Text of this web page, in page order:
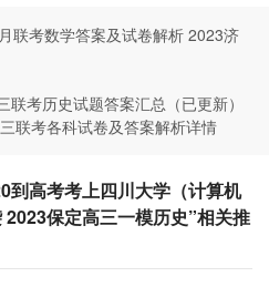
联考数学答案及试卷解析 2023济
考历史试题答案汇总（已更新）
联考各科试卷及答案解析详情
到高考考上四川大学（计算机
保定高三一模历史”相关推